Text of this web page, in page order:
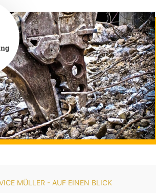
MÜLLER - AUF EINEN BLICK